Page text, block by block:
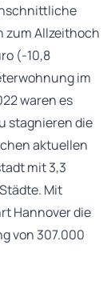
zum Allzeithoch
(-10,8
im
waren es
stagnieren die
aktuellen
mit 3,3
Mit
Hannover die
von 307.000